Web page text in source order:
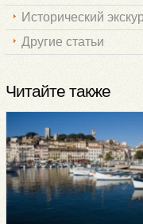
Исторический
Другие статьи
Читайте также